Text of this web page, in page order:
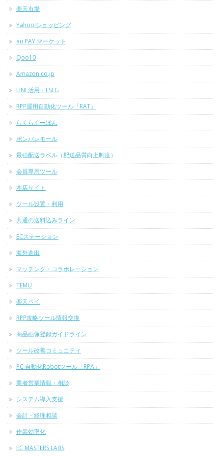
楽天市場
Yahoo!ショッピング
au PAY マーケット
Qoo10
Amazon.co.jp
LINE活用・LSEG
RPP運用自動化ツール「RAT」
らくらくーぽん
ポンパレモール
最強配送ラベル（配送品質向上制度）
会員専用ツール
本店サイト
ツール設置・利用
共通の送料込みライン
ECステーション
海外進出
マッチング・コラボレーション
TEMU
楽天ペイ
RPP攻略ツール情報交換
商品画像登録ガイドライン
ツール改善コミュニティ
PC 自動化Robotツール「RPA」
業者営業情報・相談
システム導入支援
会計・経理相談
作業効率化
EC MASTERS LABS